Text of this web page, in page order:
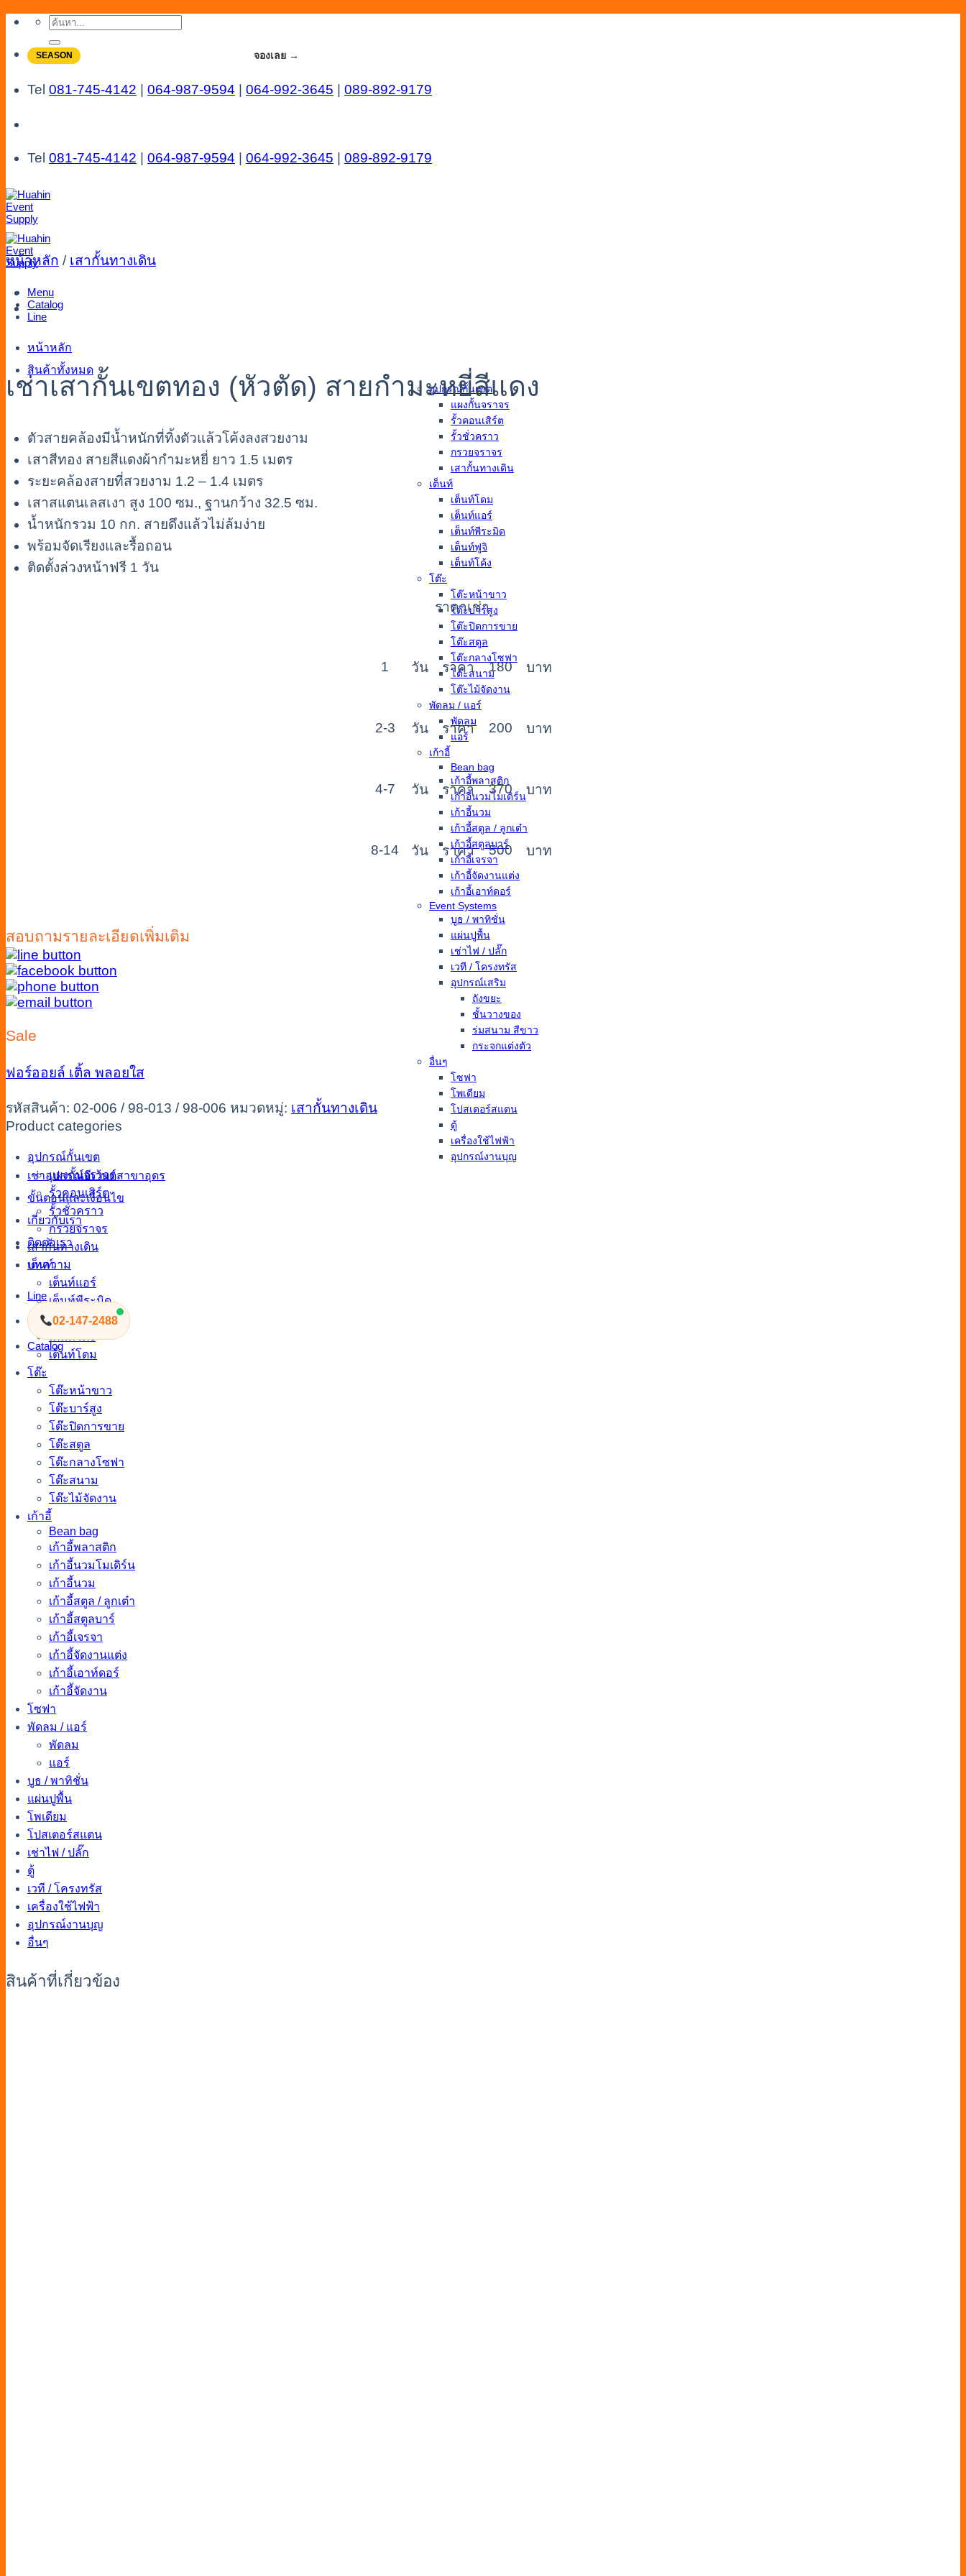
Skip
content
ค้นหา:
SEASON จองเลย →
Tel 081-745-4142 064-987-9594 064-992-3645 089-892-9179
Tel 081-745-4142 064-987-9594 064-992-3645 089-892-9179
Menu
Catalog
Line
หน้าหลัก
สินค้าทั้งหมด
อุปกรณ์กั้นเขต
แผงกั้นจราจร
รั้วคอนเสิร์ต
รั้วชั่วคราว
กรวยจราจร
เสากั้นทางเดิน
เต็นท์
เต็นท์โดม
เต็นท์แอร์
เต็นท์พีระมิด
เต็นท์ฟูจิ
เต็นท์โค้ง
โต๊ะ
โต๊ะหน้าขาว
โต๊ะบาร์สูง
โต๊ะปิดการขาย
โต๊ะสตูล
โต๊ะกลางโซฟา
โต๊ะสนาม
โต๊ะไม้จัดงาน
พัดลม / แอร์
พัดลม
แอร์
เก้าอี้
Bean bag
เก้าอี้พลาสติก
เก้าอี้นวมโมเดิร์น
เก้าอี้นวม
เก้าอี้สตูล / ลูกเต๋า
เก้าอี้สตูลบาร์
เก้าอี้เจรจา
เก้าอี้จัดงานแต่ง
เก้าอี้เอาท์ดอร์
Event Systems
บูธ / พาทิชั่น
แผ่นปูพื้น
เช่าไฟ / ปลั๊ก
เวที / โครงทรัส
อุปกรณ์เสริม
ถังขยะ
ชั้นวางของ
ร่มสนาม สีขาว
กระจกแต่งตัว
อื่นๆ
โซฟา
โพเดียม
โปสเตอร์สแตน
ตู้
เครื่องใช้ไฟฟ้า
อุปกรณ์งานบุญ
เช่าอุปกรณ์อีเว้นต์สาขาอุดร
ขั้นตอนและเงื่อนไข
เกี่ยวกับเรา
ติดต่อเรา
บทความ
Line
02-147-2488
Catalog
หน้าหลัก / เสากั้นทางเดิน
เช่าเสากั้นเขตทอง (หัวตัด) สายกำมะหยี่สีแดง
ตัวสายคล้องมีน้ำหนักที่ทิ้งตัวแล้วโค้งลงสวยงาม
เสาสีทอง สายสีแดงผ้ากำมะหยี่ ยาว 1.5 เมตร
ระยะคล้องสายที่สวยงาม 1.2 – 1.4 เมตร
เสาสแตนเลสเงา สูง 100 ซม., ฐานกว้าง 32.5 ซม.
น้ำหนักรวม 10 กก. สายดึงแล้วไม่ล้มง่าย
พร้อมจัดเรียงและรื้อถอน
ติดตั้งล่วงหน้าฟรี 1 วัน
ราคาเช่า
1 วัน ราคา 180 บาท
2-3 วัน ราคา 200 บาท
4-7 วัน ราคา 370 บาท
8-14 วัน ราคา 500 บาท
สอบถามรายละเอียดเพิ่มเติม
Sale
ฟอร์ออยล์ เติ้ล พลอยใส
รหัสสินค้า: 02-006 / 98-013 / 98-006 หมวดหมู่: เสากั้นทางเดิน
Product categories
อุปกรณ์กั้นเขต
แผงกั้นจราจร
รั้วคอนเสิร์ต
รั้วชั่วคราว
กรวยจราจร
เสากั้นทางเดิน
เต็นท์
เต็นท์แอร์
เต็นท์พีระมิด
เต็นท์ฟูจิ
เต็นท์โค้ง
เต็นท์โดม
โต๊ะ
โต๊ะหน้าขาว
โต๊ะบาร์สูง
โต๊ะปิดการขาย
โต๊ะสตูล
โต๊ะกลางโซฟา
โต๊ะสนาม
โต๊ะไม้จัดงาน
เก้าอี้
Bean bag
เก้าอี้พลาสติก
เก้าอี้นวมโมเดิร์น
เก้าอี้นวม
เก้าอี้สตูล / ลูกเต๋า
เก้าอี้สตูลบาร์
เก้าอี้เจรจา
เก้าอี้จัดงานแต่ง
เก้าอี้เอาท์ดอร์
เก้าอี้จัดงาน
โซฟา
พัดลม / แอร์
พัดลม
แอร์
บูธ / พาทิชั่น
แผ่นปูพื้น
โพเดียม
โปสเตอร์สแตน
เช่าไฟ / ปลั๊ก
ตู้
เวที / โครงทรัส
เครื่องใช้ไฟฟ้า
อุปกรณ์งานบุญ
อื่นๆ
สินค้าที่เกี่ยวข้อง